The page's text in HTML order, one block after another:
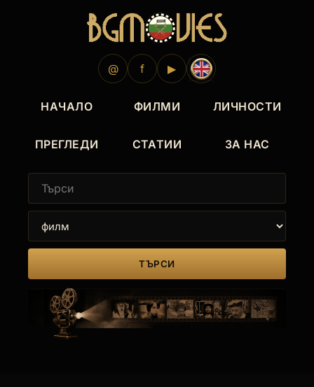
@ f ▶
НАЧАЛО ФИЛМИ ЛИЧНОСТИ
ПРЕГЛЕДИ СТАТИИ ЗА НАС
ТЪРСИ